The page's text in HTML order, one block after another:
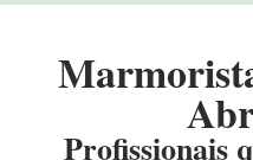
Profissionais